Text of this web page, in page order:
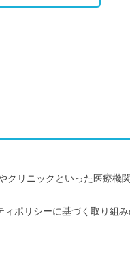
リニックといった医療機
ポリシーに基づく取り組